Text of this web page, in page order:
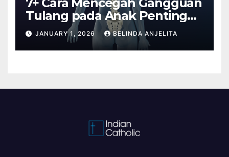
Tulang pada Anak Penting
Anda Tahu
JANUARY 1, 2026 BELINDA ANJELITA